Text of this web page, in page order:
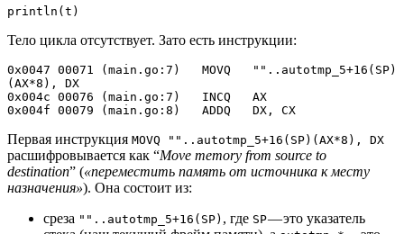
println(t)
Тело цикла отсутствует. Зато есть инструкции:
0x0047 00071 (main.go:7)   MOVQ   ""..autotmp_5+16(SP)
(AX*8), DX
0x004c 00076 (main.go:7)   INCQ   AX
0x004f 00079 (main.go:8)   ADDQ   DX, CX
Первая инструкция MOVQ ""..autotmp_5+16(SP)(AX*8), DX
расшифровывается как “Move memory from source to
destination” («переместить память от источника к месту
назначения»). Она состоит из:
среза ""..autotmp_5+16(SP) , где SP— это указатель